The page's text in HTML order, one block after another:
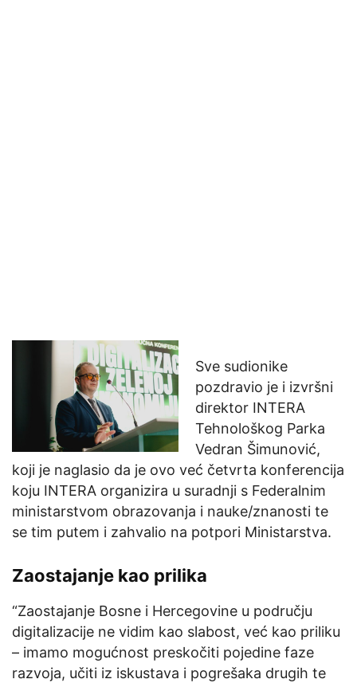
Sve sudionike
pozdravio je i izvršni
direktor INTERA
Tehnološkog Parka
Vedran Šimunović,
koji je naglasio da je ovo već četvrta konferencija
koju INTERA organizira u suradnji s Federalnim
ministarstvom obrazovanja i nauke/znanosti te
se tim putem i zahvalio na potpori Ministarstva.
Zaostajanje kao prilika
“Zaostajanje Bosne i Hercegovine u području
digitalizacije ne vidim kao slabost, već kao priliku
– imamo mogućnost preskočiti pojedine faze
razvoja, učiti iz iskustava i pogrešaka drugih te